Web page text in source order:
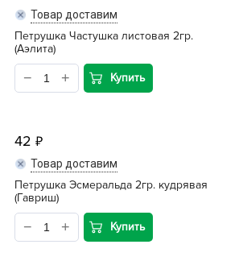
Товар доставим
Петрушка Частушка листовая 2гр.
(Аэлита)
Купить
42
Товар доставим
Петрушка Эсмеральда 2гр. кудрявая
(Гавриш)
Купить